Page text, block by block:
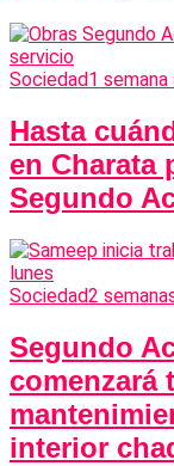
Sociedad1 semana
Hasta
en Charata
Segundo
Sociedad2
Segundo
comenzará
interior